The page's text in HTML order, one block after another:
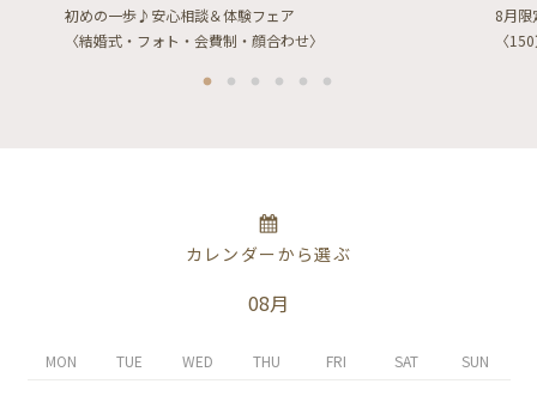
初めの一歩♪安心相談＆体験フェア
〈結婚式・フォト・会費制・顔合わせ〉
8月限
〈
カレンダーから選ぶ
08月
MON TUE WED THU FRI SAT SUN